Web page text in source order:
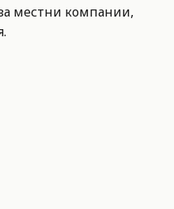
местни компании,